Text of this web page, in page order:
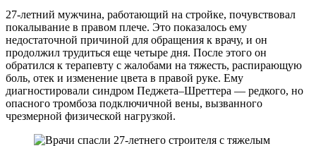
27-летний мужчина, работающий на стройке, почувствовал
покалывание в правом плече. Это показалось ему
недостаточной причиной для обращения к врачу, и он
продолжил трудиться еще четыре дня. После этого он
обратился к терапевту с жалобами на тяжесть, распирающую
боль, отек и изменение цвета в правой руке. Ему
диагностировали синдром Педжета–Шреттера — редкого, но
опасного тромбоза подключичной вены, вызванного
чрезмерной физической нагрузкой.